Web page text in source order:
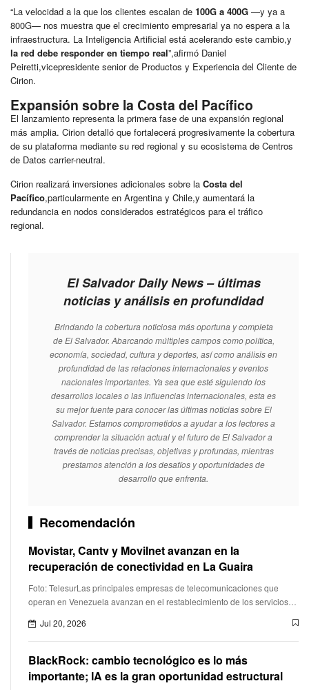
“La velocidad a la que los clientes escalan de 100G a 400G —y ya a
800G— nos muestra que el crecimiento empresarial ya no espera a la
infraestructura. La Inteligencia Artificial está acelerando este cambio,y
la red debe responder en tiempo real”,afirmó Daniel
Peiretti,vicepresidente senior de Productos y Experiencia del Cliente de
Cirion.
Expansión sobre la Costa del Pacífico
El lanzamiento representa la primera fase de una expansión regional
más amplia. Cirion detalló que fortalecerá progresivamente la cobertura
de su plataforma mediante su red regional y su ecosistema de Centros
de Datos carrier-neutral.
Cirion realizará inversiones adicionales sobre la Costa del
Pacífico,particularmente en Argentina y Chile,y aumentará la
redundancia en nodos considerados estratégicos para el tráfico
regional.
El Salvador Daily News – últimas
noticias y análisis en profundidad
Brindando la cobertura noticiosa más oportuna y completa
de El Salvador. Abarcando múltiples campos como política,
economía, sociedad, cultura y deportes, así como análisis en
profundidad de las relaciones internacionales y eventos
nacionales importantes. Ya sea que esté siguiendo los
desarrollos locales o las influencias internacionales, esta es
su mejor fuente para conocer las últimas noticias sobre El
Salvador. Estamos comprometidos a ayudar a los lectores a
comprender la situación actual y el futuro de El Salvador a
través de noticias precisas, objetivas y profundas, mientras
prestamos atención a los desafíos y oportunidades de
desarrollo que enfrenta.
Recomendación
Movistar, Cantv y Movilnet avanzan en la
recuperación de conectividad en La Guaira
Foto: TelesurLas principales empresas de telecomunicaciones que
operan en Venezuela avanzan en el restablecimiento de los servicios
Jul 20, 2026
BlackRock: cambio tecnológico es lo más
importante; IA es la gran oportunidad estructural